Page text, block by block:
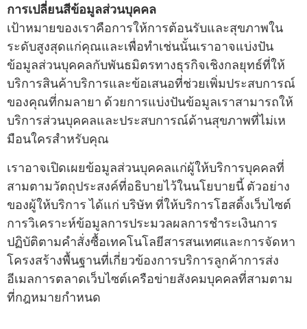
การเปลี่ยนสีข้อมูลส่วนบุคคล
เป้าหมายของเราคือการให้การต้อนรับและสุขภาพใน
ระดับสูงสุดแก่คุณและเพื่อทําเช่นนั้นเราอาจแบ่งปัน
ข้อมูลส่วนบุคคลกับพันธมิตรทางธุรกิจเชิงกลยุทธ์ที่ให้
บริการสินค้าบริการและข้อเสนอที่ช่วยเพิ่มประสบการณ์
ของคุณที่กมลายา ด้วยการแบ่งปันข้อมูลเราสามารถให้
บริการส่วนบุคคลและประสบการณ์ด้านสุขภาพที่ไม่เห
มือนใครสําหรับคุณ
เราอาจเปิดเผยข้อมูลส่วนบุคคลแก่ผู้ให้บริการบุคคลที่
สามตามวัตถุประสงค์ที่อธิบายไว้ในนโยบายนี้ ตัวอย่าง
ของผู้ให้บริการ ได้แก่ บริษัท ที่ให้บริการโฮสติ้งเว็บไซต์
การวิเคราะห์ข้อมูลการประมวลผลการชําระเงินการ
ปฏิบัติตามคําสั่งซื้อเทคโนโลยีสารสนเทศและการจัดหา
โครงสร้างพื้นฐานที่เกี่ยวข้องการบริการลูกค้าการส่ง
อีเมลการตลาดเว็บไซต์เครือข่ายสังคมบุคคลที่สามตาม
ที่กฎหมายกําหนด